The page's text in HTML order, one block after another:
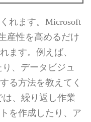
れます。Microsoft
産性を高めるだけ
ます。例えば、
、データビジュ
る方法を教えてく
は、繰り返し作業
を作成したり、ア